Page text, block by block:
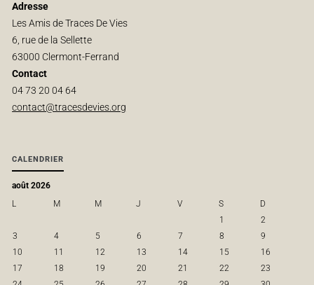
Adresse
Les Amis de Traces De Vies
6, rue de la Sellette
63000 Clermont-Ferrand
Contact
04 73 20 04 64
contact@tracesdevies.org
CALENDRIER
août 2026
L
M M J V S
D
1
2
3
4 5 6 7 8
9
10
11 12 13 14 15
16
17
18 19 20 21 22
23